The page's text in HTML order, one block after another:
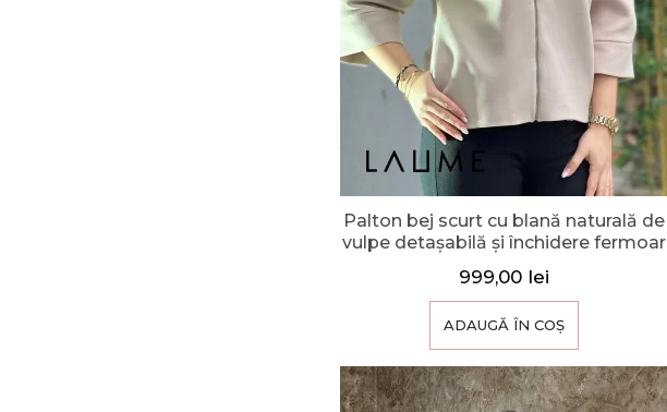
Palton bej scurt cu blană naturală de
vulpe detașabilă și închidere fermoar
999,00 lei
ADAUGĂ ÎN COȘ